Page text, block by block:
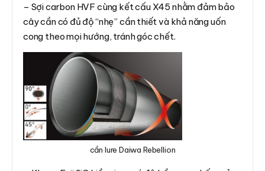
– Sợi carbon HVF cùng kết cấu X45 nhằm đảm bảo
cây cần có đủ độ “nhẹ” cần thiết và khả năng uốn
cong theo mọi hướng, tránh góc chết.
cần lure Daiwa Rebellion